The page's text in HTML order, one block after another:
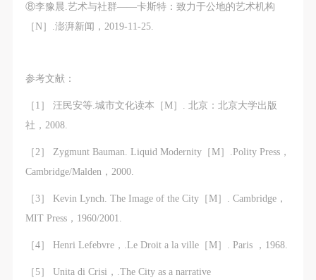
⑧李豫晨.艺术与社群——卡斯特：致力于公地的艺术机构
［N］.澎湃新闻，2019-11-25.
参考文献：
［1］ 汪民安等.城市文化读本［M］. 北京：北京大学出版
社，2008.
［2］ Zygmunt Bauman. Liquid Modernity［M］.Polity Press，
Cambridge/Malden，2000.
［3］ Kevin Lynch. The Image of the City［M］. Cambridge，
MIT Press，1960/2001.
［4］ Henri Lefebvre，.Le Droit a la ville［M］. Paris ，1968.
［5］ Unita di Crisi，.The City as a narrative